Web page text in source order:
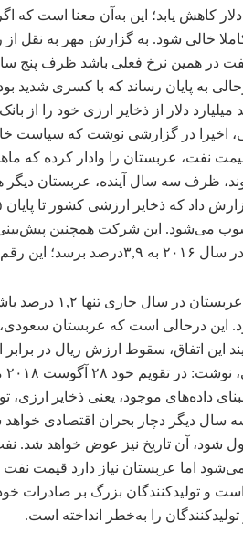
این رقم تا پایان ٢٠١۶ به ۵٠٠ میلیارد دلار کاهش
خالی شود. به گزارش مهر به نقل از
در همین نرخ فعلی باشد ظرف پنج سال
به‌پایان برسد. عربستان سعودی سال ٢٠١۵ را درحالی به پایان
صد میلیارد دلار از ذخایر ارزی خود را از
اخیرا در گزارشی نوشت که سیاست
ظرف سه سال آینده، عربستان دیگر
پایین‌ترین سطح از ٢٠١١ تاکنون محسوب می‌شود. این
درصد بود.
خواهد بود. این رقم در سال ٢٠١۵ در حدود ٣,۴ بود. این
این اتفاق، سقوط ارزش ریال در
داده‌های موجود، یعنی ذخایر ارزی،
دیگر دچار بحران اقتصادی خواهد
حاصل می‌شود اما عربستان نیاز دارد قیمت
و تولیدکنندگان بزرگ بر صادرات
را به‌خطر انداخته است.